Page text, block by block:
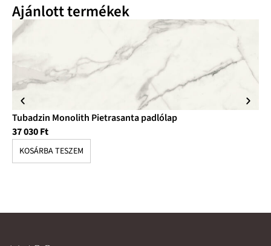
Ajánlott termékek
Tubadzin Monolith Pietrasanta padlólap
37 030Ft
KOSÁRBA TESZEM